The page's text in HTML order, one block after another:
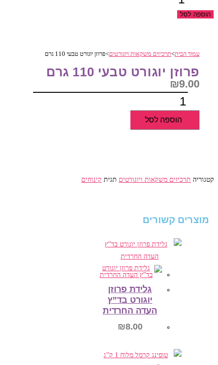
פרוזן
110
גרם
הוספה לסל
עמוד הבית>תרכיזים משקאות ויוגורטים>פרוזן יוגורט טבעי 110 גרם
פרוזן יוגורט טבעי 110 גרם
₪9.00
כמות
של
פרוזןהוספה לסל
קטגוריה תרכיזים משקאות ויוגורטים תגית קינוחים
מוצרים קשורים
גלידת פרוזן
יוגורט בד”ץ
העדה החרדית
₪8.00